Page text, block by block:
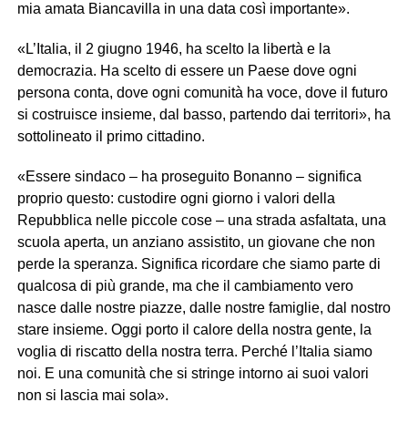
mia amata Biancavilla in una data così importante».
«L’Italia, il 2 giugno 1946, ha scelto la libertà e la
democrazia. Ha scelto di essere un Paese dove ogni
persona conta, dove ogni comunità ha voce, dove il futuro
si costruisce insieme, dal basso, partendo dai territori», ha
sottolineato il primo cittadino.
«Essere sindaco – ha proseguito Bonanno – significa
proprio questo: custodire ogni giorno i valori della
Repubblica nelle piccole cose – una strada asfaltata, una
scuola aperta, un anziano assistito, un giovane che non
perde la speranza. Significa ricordare che siamo parte di
qualcosa di più grande, ma che il cambiamento vero
nasce dalle nostre piazze, dalle nostre famiglie, dal nostro
stare insieme. Oggi porto il calore della nostra gente, la
voglia di riscatto della nostra terra. Perché l’Italia siamo
noi. E una comunità che si stringe intorno ai suoi valori
non si lascia mai sola».